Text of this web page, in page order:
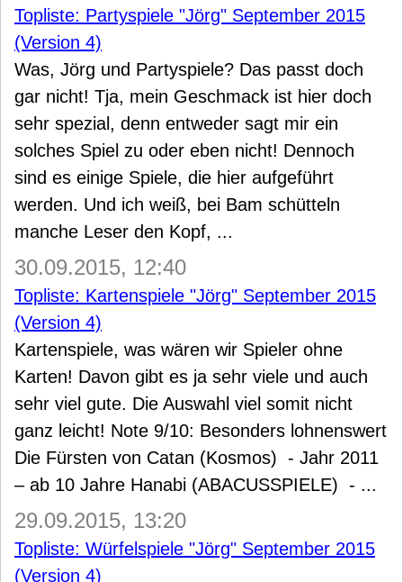
Topliste: Partyspiele "Jörg" September 2015
(Version 4)
Was, Jörg und Partyspiele? Das passt doch
gar nicht! Tja, mein Geschmack ist hier doch
sehr spezial, denn entweder sagt mir ein
solches Spiel zu oder eben nicht! Dennoch
sind es einige Spiele, die hier aufgeführt
werden. Und ich weiß, bei Bam schütteln
manche Leser den Kopf, ...
30.09.2015, 12:40
Topliste: Kartenspiele "Jörg" September 2015
(Version 4)
Kartenspiele, was wären wir Spieler ohne
Karten! Davon gibt es ja sehr viele und auch
sehr viel gute. Die Auswahl viel somit nicht
ganz leicht! Note 9/10: Besonders lohnenswert
Die Fürsten von Catan (Kosmos) - Jahr 2011
– ab 10 Jahre Hanabi (ABACUSSPIELE) - ...
29.09.2015, 13:20
Topliste: Würfelspiele "Jörg" September 2015
(Version 4)